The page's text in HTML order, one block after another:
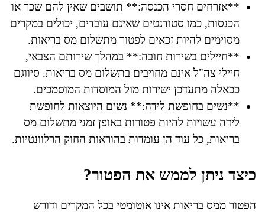
**אזרחים חסרי הכנסה:** תושבים שאין להם שכר או
הכנסות, כמו סטודנטים שאינם עובדים, יכולים במקרים
מסוימים להיות זכאים לפטור מתשלום מס בריאות.
**חיילים בשירות חובה:** במהלך שירותם הצבאי,
חיילי צה"ל אינם מחויבים בתשלום מס בריאות. סיווגם
ככאלה מתעדכן ישירות מול המוסדות המוסמכים.
**נשים בחופשת לידה:** נשים היוצאות לחופשת
לידה עשויות להיות פטורות באופן זמני מתשלום מס
בריאות, כל עוד הן עומדות בהוראות החוק הרלוונטיות.
כיצד ניתן לממש את הפטור?
הפטור ממס בריאות אינו אוטומטי בכל המקרים ודורש